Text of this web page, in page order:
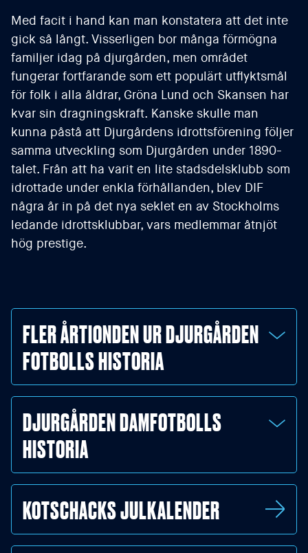
Med facit i hand kan man konstatera att det inte
gick så långt. Visserligen bor många förmögna
familjer idag på djurgården, men området
fungerar fortfarande som ett populärt utflyktsmål
för folk i alla åldrar, Gröna Lund och Skansen har
kvar sin dragningskraft. Kanske skulle man
kunna påstå att Djurgårdens idrottsförening följer
samma utveckling som Djurgården under 1890-
talet. Från att ha varit en lite stadsdelsklubb som
idrottade under enkla förhållanden, blev DIF
några år in på det nya seklet en av Stockholms
ledande idrottsklubbar, vars medlemmar åtnjöt
hög prestige.
FLER ÅRTIONDEN UR DJURGÅRDEN
FOTBOLLS HISTORIA
1890-1899
1900-1909
1910-1919
1920-1929
DJURGÅRDEN DAMFOTBOLLS
HISTORIA
1968-1969
1970-1979
KOTSCHACKS JULKALENDER